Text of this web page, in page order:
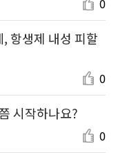
0
항생제 내성 피할
0
시작하나요?
0